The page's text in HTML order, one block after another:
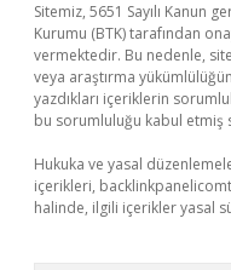
Sitemiz, 5651 Sayılı Kanun
Kurumu (BTK) tarafından
vermektedir. Bu nedenle,
veya araştırma
yazdıkları içeriklerin
bu sorumluluğu kabul etmiş
Hukuka ve yasal
içerikleri,
halinde, ilgili içerikler yasal